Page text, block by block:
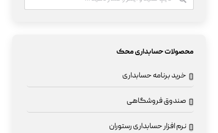
محصولات حسابداری محک
خرید برنامه حسابداری
صندوق فروشگاهی
نرم افزار حسابداری رستوران